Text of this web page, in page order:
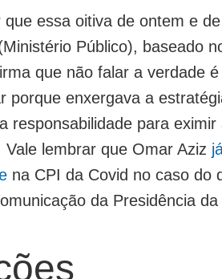
que essa oitiva de ontem e
Público), baseado
que não falar a verdade é
porque enxergava a
responsabilidade para eximir
lembrar que Omar Aziz
na CPI da Covid no caso do
da Presidência da